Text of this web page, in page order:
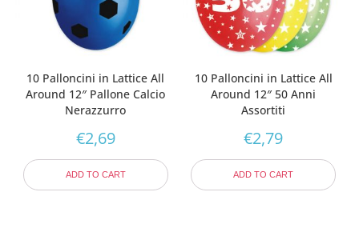
10 Palloncini in Lattice All
Around 12″ Pallone Calcio
Nerazzurro
€2,69
ADD TO CART
10 Palloncini in Lattice All
Around 12″ 50 Anni
Assortiti
€2,79
ADD TO CART